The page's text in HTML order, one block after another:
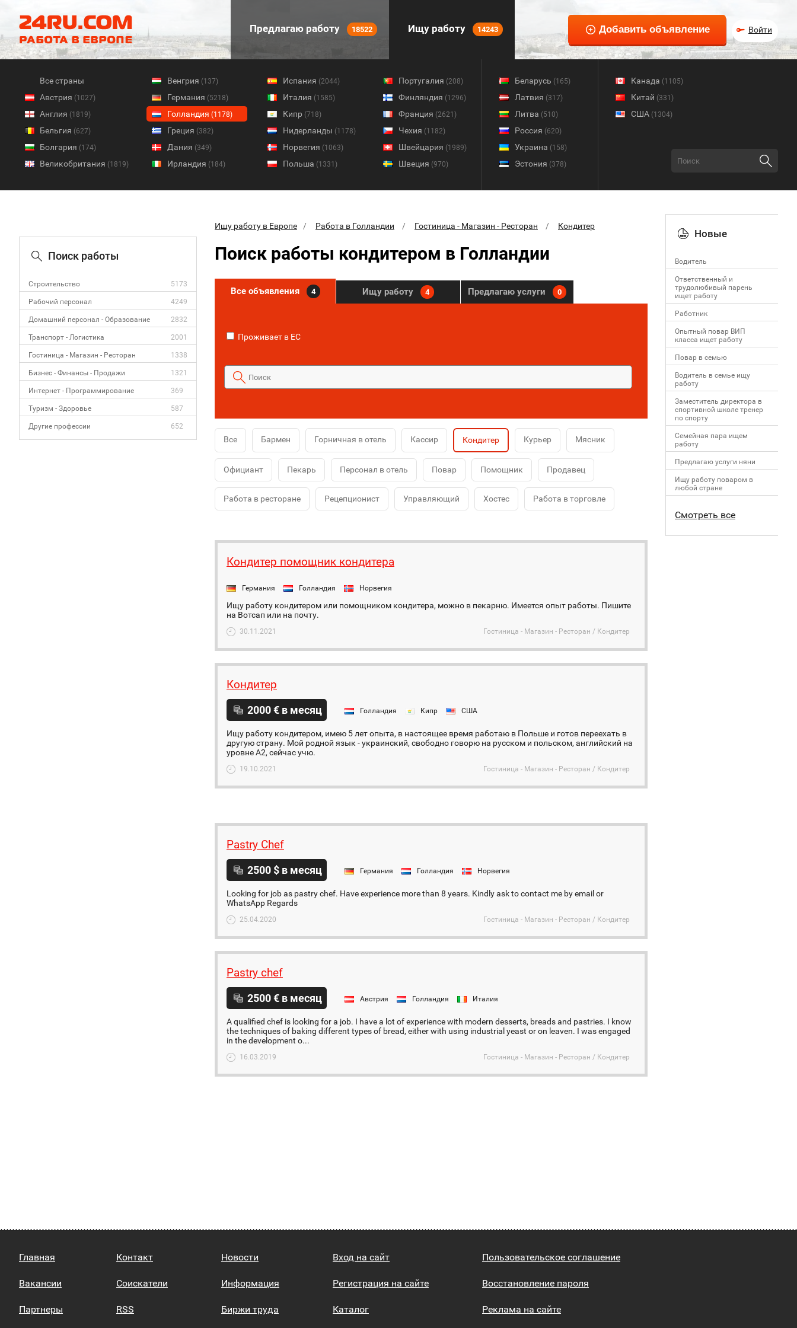
Предлагаю работу 18522 Ищу работу 14243 Войти
Все страны
Австрия (1027)
Англия (1819)
Бельгия (627)
Болгария (174)
Великобритания (1819)
Венгрия (137)
Германия (5218)
Голландия (1178)
Греция (382)
Дания (349)
Ирландия (184)
Испания (2044)
Италия (1585)
Кипр (718)
Нидерланды (1178)
Норвегия (1063)
Польша (1331)
Португалия (208)
Финляндия (1296)
Франция (2621)
Чехия (1182)
Швейцария (1989)
Швеция (970)
Беларусь (165)
Латвия (317)
Литва (510)
Россия (620)
Украина (158)
Эстония (378)
Канада (1105)
Китай (331)
США (1304)
Поиск работы
Строительство 5173
Рабочий персонал 4249
Домашний персонал - Образование 2832
Транспорт - Логистика 2001
Гостиница - Магазин - Ресторан 1338
Бизнес - Финансы - Продажи 1321
Интернет - Программирование 369
Туризм - Здоровье 587
Другие профессии 652
Ищу работу в Европе Работа в Голландии Гостиница - Магазин - Ресторан Кондитер
Поиск работы кондитером в Голландии
Все объявления 4 Ищу работу 4 Предлагаю услуги 0
Проживает в ЕС
Все Бармен Горничная в отель Кассир Кондитер Курьер Мясник
Официант Пекарь Персонал в отель Повар Помощник Продавец
Работа в ресторане Рецепционист Управляющий Хостес Работа в торговле
Кондитер помощник кондитера
Германия Голландия Норвегия
Ищу работу кондитером или помощником кондитера, можно в пекарню. Имеется опыт работы. Пишите
на Вотсап или на почту.
30.11.2021 Гостиница - Магазин - Ресторан / Кондитер
Кондитер
2000 € в месяц Голландия Кипр США
Ищу работу кондитером, имею 5 лет опыта, в настоящее время работаю в Польше и готов переехать в
другую страну. Мой родной язык - украинский, свободно говорю на русском и польском, английский на
уровне А2, сейчас учю.
19.10.2021 Гостиница - Магазин - Ресторан / Кондитер
Pastry Chef
2500 $ в месяц Германия Голландия Норвегия
Looking for job as pastry chef. Have experience more than 8 years. Kindly ask to contact me by email or
WhatsApp Regards
25.04.2020 Гостиница - Магазин - Ресторан / Кондитер
Pastry chef
2500 € в месяц Австрия Голландия Италия
A qualified chef is looking for a job. I have a lot of experience with modern desserts, breads and pastries. I know
the techniques of baking different types of bread, either with using industrial yeast or on leaven. I was engaged
in the development o...
16.03.2019 Гостиница - Магазин - Ресторан / Кондитер
Новые
Водитель
Ответственный и
трудолюбивый парень
ищет работу
Работник
Опытный повар ВИП
класса ищет работу
Повар в семью
Водитель в семье ищу
работу
Заместитель директора в
спортивной школе тренер
по спорту
Семейная пара ищем
работу
Предлагаю услуги няни
Ищу работу поваром в
любой стране
Смотреть все
Главная
Вакансии
Партнеры
Контакт
Соискатели
RSS
Новости
Информация
Биржи труда
Вход на сайт
Регистрация на сайте
Каталог
Пользовательское соглашение
Восстановление пароля
Реклама на сайте